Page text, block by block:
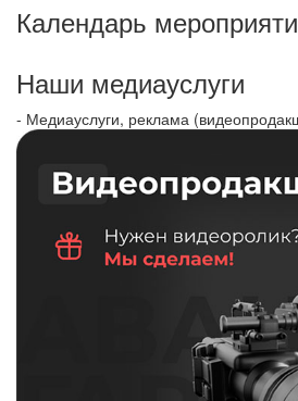
Календарь
Наши медиауслуги
- Медиауслуги, реклама